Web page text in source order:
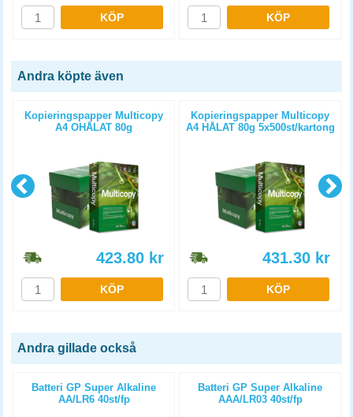
KÖP KÖP
Andra köpte även
Kopieringspapper Multicopy
A4 OHÅLAT 80g
423.80 kr
KÖP
Kopieringspapper Multicopy
A4 HÅLAT 80g 5x500st/kartong
431.30 kr
KÖP
Andra gillade också
Batteri GP Super Alkaline
AA/LR6 40st/fp
Batteri GP Super Alkaline
AAA/LR03 40st/fp